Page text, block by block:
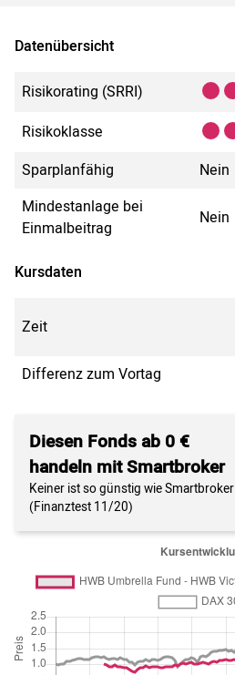
Datenübersicht
Risikorating (SRRI)
Risikoklasse
Sparplanfähig
Nein
Mindestanlage bei
Einmalbeitrag
Nein
Kursdaten
Zeit
Differenz zum Vortag
Diesen Fonds ab 0 €
handeln mit Smartbroker
Keiner ist so günstig wie Smartbroker
(Finanztest 11/20)